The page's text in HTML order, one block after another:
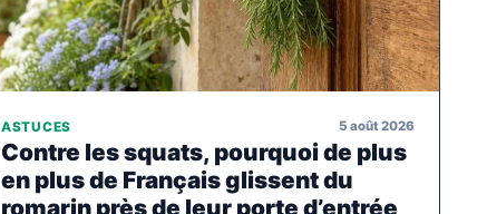
ASTUCES 5 août 2026
Contre les squats, pourquoi de plus
en plus de Français glissent du
romarin près de leur porte d’entrée